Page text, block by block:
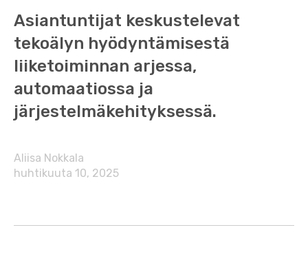
Asiantuntijat keskustelevat
tekoälyn hyödyntämisestä
liiketoiminnan arjessa,
automaatiossa ja
järjestelmäkehityksessä.
Aliisa Nokkala
huhtikuuta 10, 2025